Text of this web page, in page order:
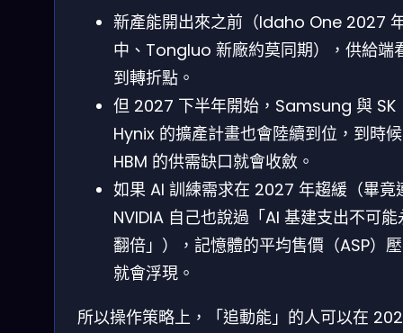
新產能開出來之前（Idaho One 2027
中、Tongluo 新廠約莫同期），供給端
到轉折點。
但 2027 下半年開始，Samsung 與 SK
Hynix 的擴產計畫也會陸續到位，到時候
HBM 的供需缺口就會收斂。
如果 AI 訓練需求在 2027 年趨緩（畢竟
NVIDIA 自己也說過「AI 基建支出不可能
翻倍」），記憶體的平均售價（ASP）
就會浮現。
所以操作策略上，「追動能」的人可以在